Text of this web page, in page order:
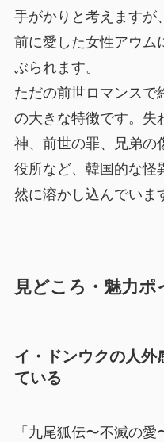
手がかりと考えますが
前に愛した女性アウム
ぶられます。
ただの前世ロマンスで
の大きな特徴です。失
神、前世の罪、兄弟の
役所など、韓国的な怪
然に溶かし込んでいま
見どころ・魅力ポ
イ・ドンウクの人外
ている
「九尾狐伝〜不滅の